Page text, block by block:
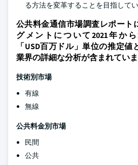
る方法を変革することを目指してい
公共料金通信市場調査レポート
グメントについて2021年か
「USD百万ドル」単位の推定値
業界の詳細な分析が含まれていま
技術別市場
有線
無線
公共料金別市場
民間
公共